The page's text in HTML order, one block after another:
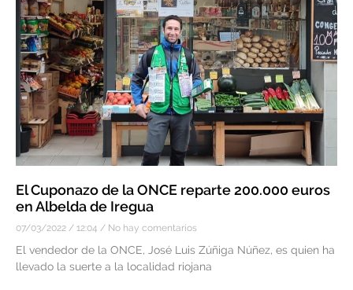
El Cuponazo de la ONCE reparte 200.000 euros
en Albelda de Iregua
07/03/2022 12:04 No hay comentarios
El vendedor de la ONCE, José Luis Zúñiga Núñez, es quien ha
llevado la suerte a la localidad riojana